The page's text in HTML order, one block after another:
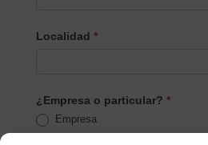
Localidad *
¿Empresa o particular? *
Empresa